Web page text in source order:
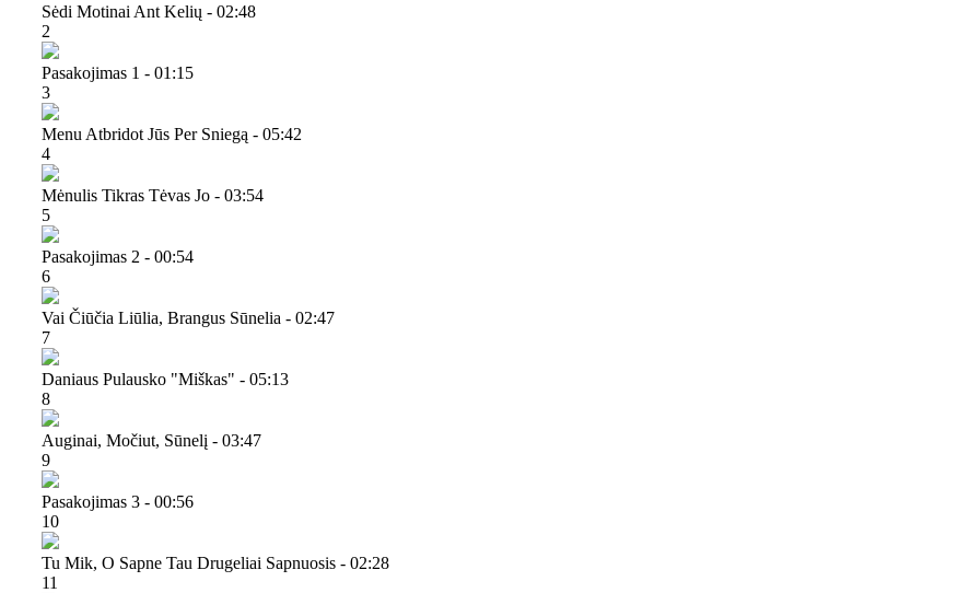
Sėdi Motinai Ant Kelių - 02:48
2
Pasakojimas 1 - 01:15
3
Menu Atbridot Jūs Per Sniegą - 05:42
4
Mėnulis Tikras Tėvas Jo - 03:54
5
Pasakojimas 2 - 00:54
6
Vai Čiūčia Liūlia, Brangus Sūnelia - 02:47
7
Daniaus Pulausko "miškas" - 05:13
8
Auginai, Močiut, Sūnelį - 03:47
9
Pasakojimas 3 - 00:56
10
Tu Mik, O Sapne Tau Drugeliai Sapnuosis - 02:28
11